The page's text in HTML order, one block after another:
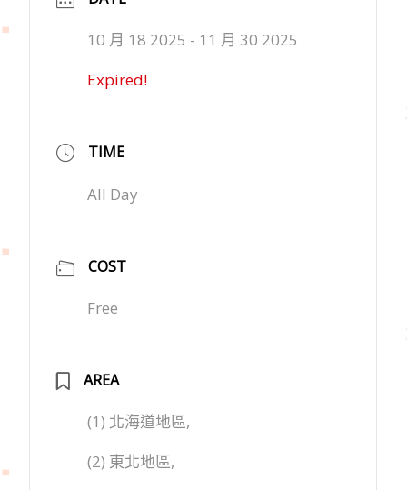
10 月 18 2025 - 11 月 30 2025
Expired!
TIME
All Day
COST
Free
AREA
(1) 北海道地區,
(2) 東北地區,